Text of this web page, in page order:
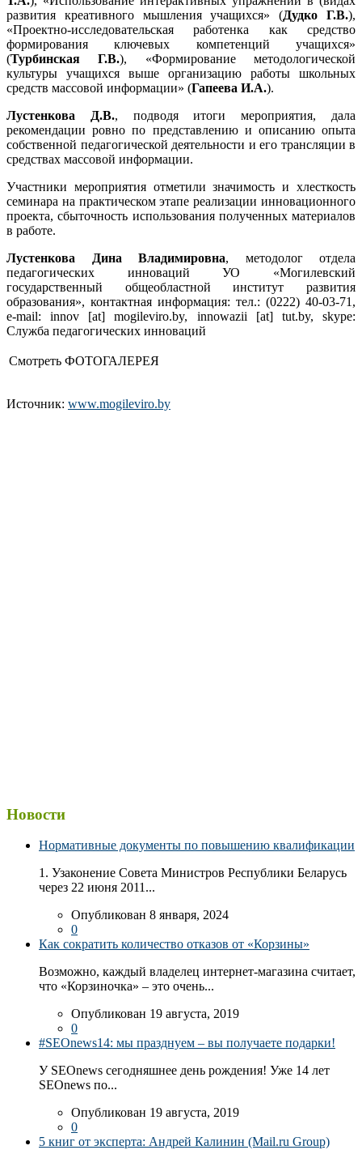
развития креативного мышления учащихся» (Дудко Г.В.),
«Проектно-исследовательская работенка как средство
формирования ключевых компетенций учащихся»
(Турбинская Г.В.), «Формирование методологической
культуры учащихся выше организацию работы школьных
средств массовой информации» (Гапеева И.А.).
Лустенкова Д.В., подводя итоги мероприятия, дала
рекомендации ровно по представлению и описанию опыта
собственной педагогической деятельности и его трансляции в
средствах массовой информации.
Участники мероприятия отметили значимость и хлесткость
семинара на практическом этапе реализации инновационного
проекта, сбыточность использования полученных материалов
в работе.
Лустенкова Дина Владимировна, методолог отдела
педагогических инноваций УО «Могилевский
государственный общеобластной институт развития
образования», контактная информация: тел.: (0222) 40-03-71,
e-mail: innov [at] mogileviro.by, innowazii [at] tut.by, skype:
Служба педагогических инноваций
Смотреть ФОТОГАЛЕРЕЯ
Источник: www.mogileviro.by
Новости
Нормативные документы по повышению квалификации
1. Узаконение Совета Министров Республики Беларусь
через 22 июня 2011...
Опубликован 8 января, 2024
0
Как сократить количество отказов от «Корзины»
Возможно, каждый владелец интернет-магазина считает,
что «Корзиночка» – это очень...
Опубликован 19 августа, 2019
0
#SEOnews14: мы празднуем – вы получаете подарки!
У SEOnews сегодняшнее день рождения! Уже 14 лет
SEOnews по...
Опубликован 19 августа, 2019
0
5 книг от эксперта: Андрей Калинин (Mail.ru Group)